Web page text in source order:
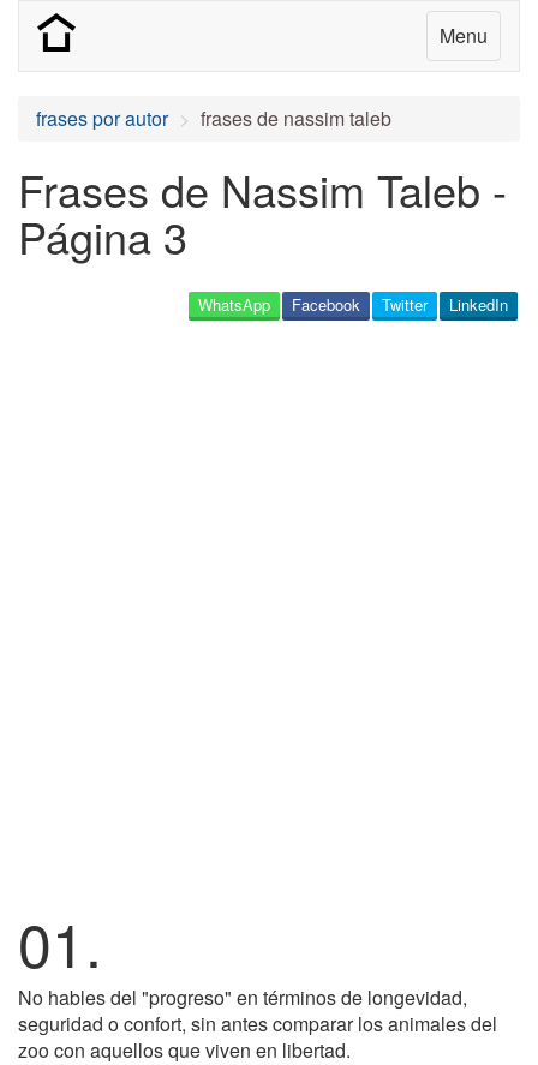
Menu
frases por autor frases de nassim taleb
Frases de Nassim Taleb -
Página 3
LinkedIn
Twitter
Facebook
WhatsApp
01.
No hables del "progreso" en términos de longevidad,
seguridad o confort, sin antes comparar los animales del
zoo con aquellos que viven en libertad.